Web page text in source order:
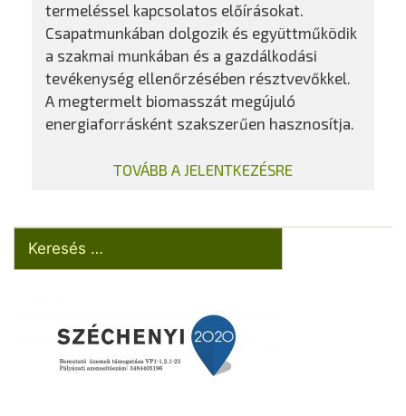
termeléssel kapcsolatos előírásokat.
Csapatmunkában dolgozik és együttműködik
a szakmai munkában és a gazdálkodási
tevékenység ellenőrzésében résztvevőkkel.
A megtermelt biomasszát megújuló
energiaforrásként szakszerűen hasznosítja.
TOVÁBB A JELENTKEZÉSRE